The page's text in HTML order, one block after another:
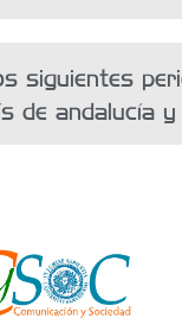
siguientes
de andalucía